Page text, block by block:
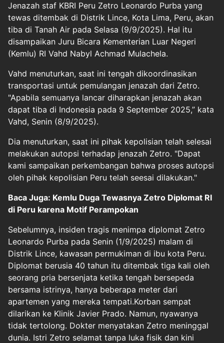
Jenazah staf KBRI Peru Zetro Leonardo Purba yang
tewas ditembak di Distrik Lince, Kota Lima, Peru, akan
tiba di Tanah Air pada Selasa (9/9/2025). Hal itu
disampaikan Juru Bicara Kementerian Luar Negeri
(Kemlu) RI Vahd Nabyl Achmad Mulachela.
Vahd menuturkan, saat ini tengah dikoordinasikan
transportasi untuk pemulangan jenazah dari Zetro.
"Apabila semuanya lancar diharapkan jenazah akan
dapat tiba di Indonesia pada 9 September 2025,” kata
Vahd, Senin (8/9/2025).
Dia menuturkan, saat ini pihak kepolisian telah selesai
melakukan autopsi terhadap jenazah Zetro. "Dapat
kami sampaikan perkembangan bahwa proses autopsi
oleh pihak kepolisian Peru telah seesai dilakukan."
Baca Juga: Kemlu Duga Tewasnya Zetro Diplomat RI
di Peru karena Motif Perampokan
Sebelumnya, insiden tragis menimpa diplomat Zetro
Leonardo Purba pada Senin (1/9/2025) malam di
Distrik Lince, kawasan permukiman di ibu kota Peru.
Diplomat berusia 40 tahun itu ditembak tiga kali oleh
seorang pria bersenjata ketika tengah bersepeda
bersama istrinya, hanya beberapa meter dari
apartemen yang mereka tempati.Korban sempat
dilarikan ke Klinik Javier Prado. Namun, nyawanya
tidak tertolong. Dokter menyatakan Zetro meninggal
dunia. Istri Zetro selamat tanpa luka fisik dan kini